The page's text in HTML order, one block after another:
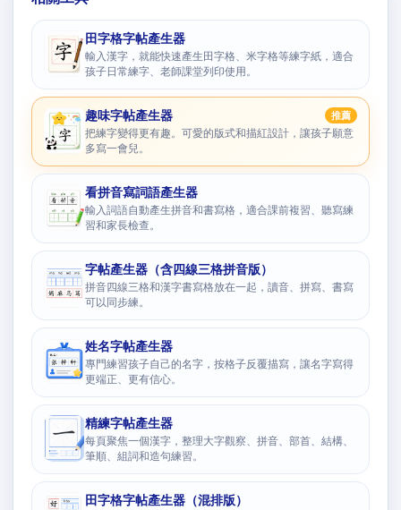
田字格字帖產生器
輸入漢字，就能快速產生田字格、米字格等練字紙，適合
孩子日常練字、老師課堂列印使用。
趣味字帖產生器 推薦
把練字變得更有趣。可愛的版式和描紅設計，讓孩子願意
多寫一會兒。
看拼音寫詞語產生器
輸入詞語自動產生拼音和書寫格，適合課前複習、聽寫練
習和家長檢查。
字帖產生器（含四線三格拼音版）
拼音四線三格和漢字書寫格放在一起，讀音、拼寫、書寫
可以同步練。
姓名字帖產生器
專門練習孩子自己的名字，按格子反覆描寫，讓名字寫得
更端正、更有信心。
精練字帖產生器
每頁聚焦一個漢字，整理大字觀察、拼音、部首、結構、
筆順、組詞和造句練習。
田字格字帖產生器（混排版）